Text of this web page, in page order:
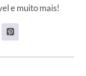
e muito mais!